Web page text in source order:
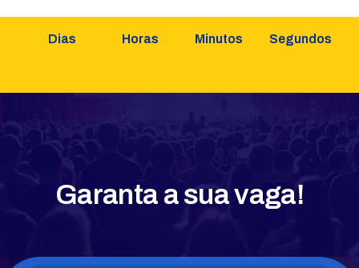
Dias Horas Minutos Segundos
Garanta a sua vaga!